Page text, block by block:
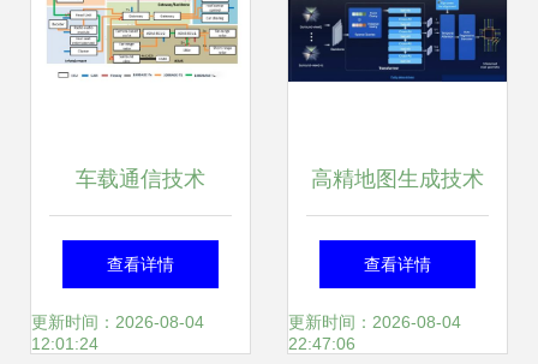
车载通信技术
（二） 车内总线通
信技术——计算机
查看详情
更新时间：2026-08-04
12:01:24
高精地图生成技术
大揭秘 盘一盘业内
SOTA方法
查看详情
更新时间：2026-08-04
22:47:06